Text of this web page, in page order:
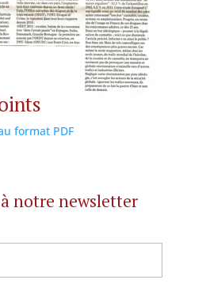
format PDF
notre newsletter